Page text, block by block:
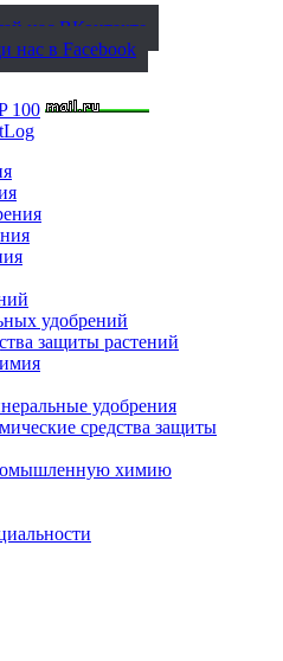
нас ВКонтакте
нас в Facebook
удобрений
защиты растений
удобрения
средства защиты
химию